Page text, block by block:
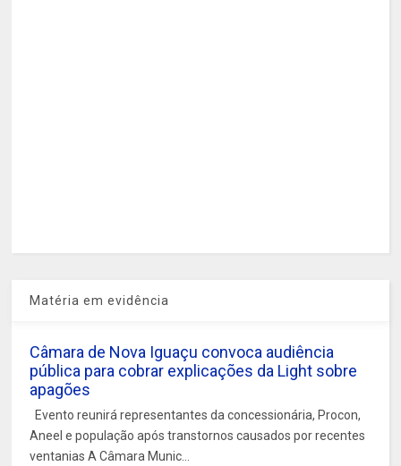
Matéria em evidência
Câmara de Nova Iguaçu convoca audiência
pública para cobrar explicações da Light sobre
apagões
Evento reunirá representantes da concessionária, Procon,
Aneel e população após transtornos causados por recentes
ventanias A Câmara Munic...